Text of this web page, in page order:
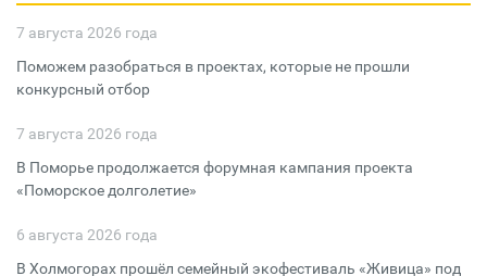
7 августа 2026 года
Поможем разобраться в проектах, которые не прошли
конкурсный отбор
7 августа 2026 года
В Поморье продолжается форумная кампания проекта
«Поморское долголетие»
6 августа 2026 года
В Холмогорах прошёл семейный экофестиваль «Живица» под